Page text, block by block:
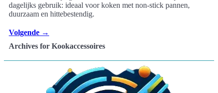
dagelijks gebruik: ideaal voor koken met non-stick pannen,
duurzaam en hittebestendig.
Volgende →
Archives for Kookaccessoires